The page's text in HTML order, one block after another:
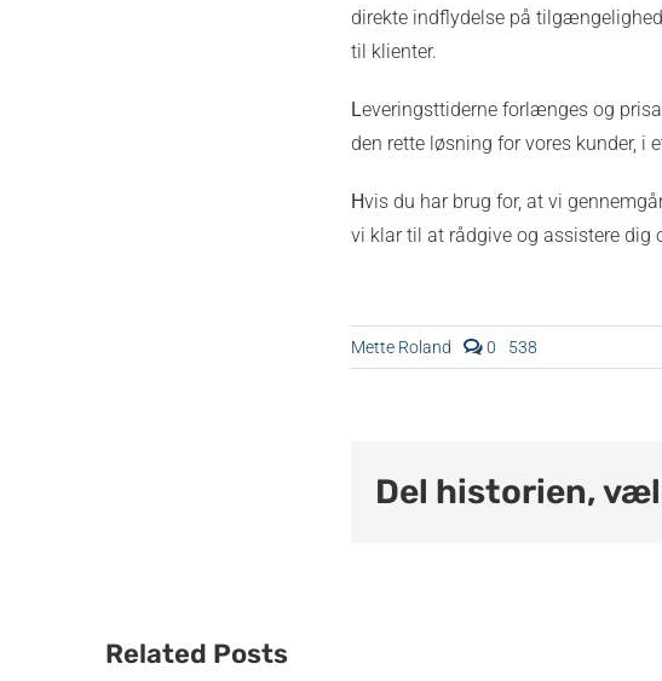
direkte indflydelse på
til klienter.
Leveringsttiderne forlænges og
den rette løsning for vores kunder, i
Hvis du har brug for, at vi
vi klar til at rådgive og assistere dig
Mette Roland 0comments
on
538
Del historien,
Related Posts